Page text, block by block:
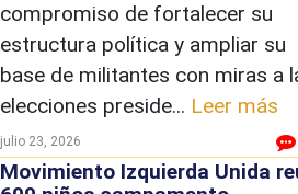
compromiso de fortalecer su
estructura política y ampliar su
base de militantes con miras a
elecciones preside... Leer más
julio 23, 2026
Movimiento Izquierda Unida